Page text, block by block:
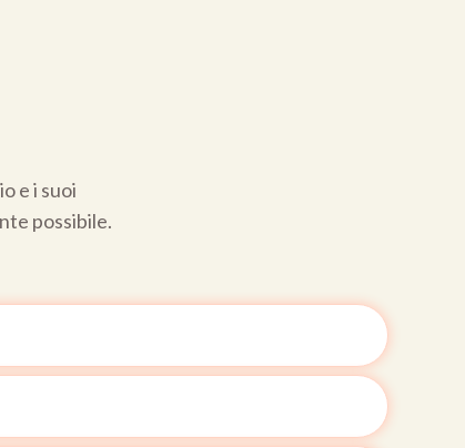
e i suoi
possibile.